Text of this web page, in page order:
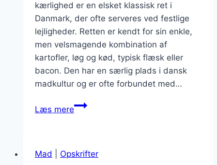
kærlighed er en elsket klassisk ret i
Danmark, der ofte serveres ved festlige
lejligheder. Retten er kendt for sin enkle,
men velsmagende kombination af
kartofler, løg og kød, typisk flæsk eller
bacon. Den har en særlig plads i dansk
madkultur og er ofte forbundet med…
Læs mereBrændende
og
Mad Opskrifter